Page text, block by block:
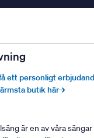
ett personligt
butik här→
är en av våra